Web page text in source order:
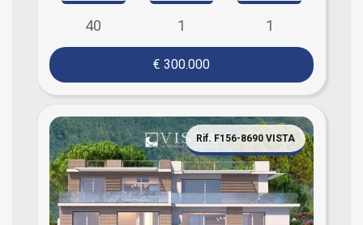
40 1 1
€ 300.000
Rif. F156-8690 VISTA